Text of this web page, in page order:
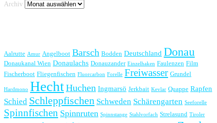
Archiv
Aalrutte Amur Angelboot Barsch Bodden Deutschland Donau
Donaukanal Wien Donaulachs Donauzander Einzelhaken Faulenzen Film
Fischerboot Fliegenfischen Fluorcarbon Forelle Freiwasser Grundel
Hardmono HechtHuchen Ingmarsö Jerkbait Kevlar Quappe Rapfen
Schied Schleppfischen Schweden Schärengarten Seeforelle
Spinnfischen Spinnruten Spinnstange Stahlvorfach Strelasund Tiroler